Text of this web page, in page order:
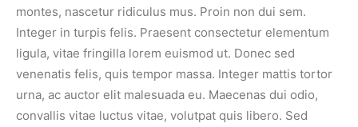
montes, nascetur ridiculus mus. Proin non dui sem.
Integer in turpis felis. Praesent consectetur elementum
ligula, vitae fringilla lorem euismod ut. Donec sed
venenatis felis, quis tempor massa. Integer mattis tortor
urna, ac auctor elit malesuada eu. Maecenas dui odio,
convallis vitae luctus vitae, volutpat quis libero. Sed